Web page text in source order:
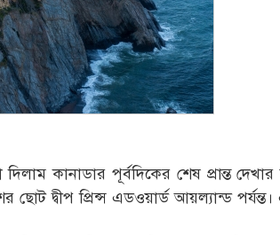
কানাডার পূর্বদিকের শেষ প্রান্ত
দ্বীপ প্রিন্স এডওয়ার্ড আয়ল্যান্ড পর্যন্ত।